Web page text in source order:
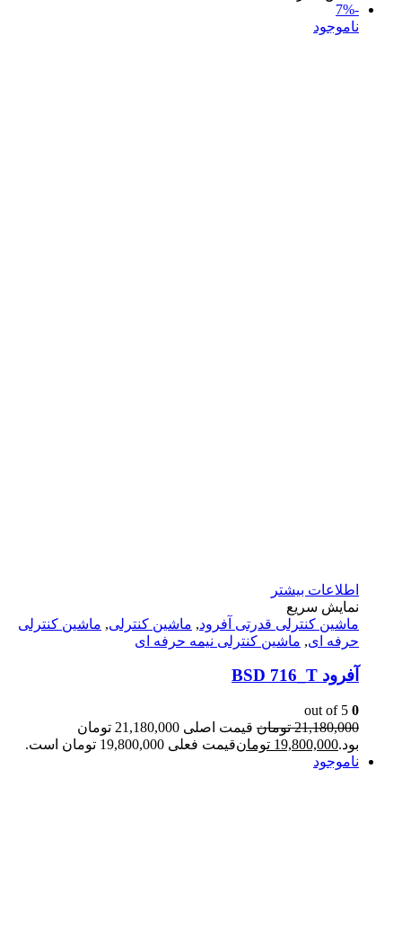
-7%
ناموجود
اطلاعات بیشتر
نمایش سریع
ماشين كنترلى قدرتى آفرود, ماشین کنترلی, ماشین کنترلی
حرفه ای, ماشین کنترلی نیمه حرفه ای
آفرود BSD 716_T
0
21,180,000 تومان
قیمت اصلی 21,180,000 تومان
بود.19,800,000 تومانقیمت فعلی 19,800,000 تومان است.
ناموجود